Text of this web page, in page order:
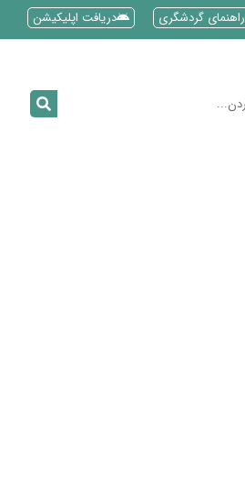
راهنمای گردشگری دریافت اپلیکیشن